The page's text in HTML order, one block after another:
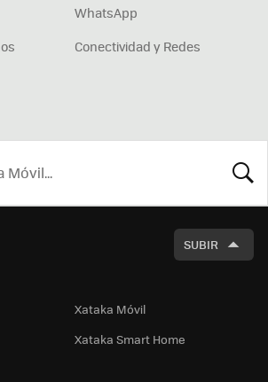
WhatsApp
Conectividad y Redes
SUBIR
Xataka Móvil
Xataka Smart Home